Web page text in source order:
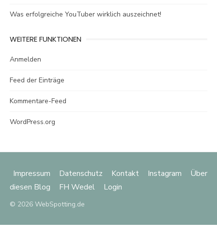
Was erfolgreiche YouTuber wirklich auszeichnet!
WEITERE FUNKTIONEN
Anmelden
Feed der Einträge
Kommentare-Feed
WordPress.org
Impressum Datenschutz Kontakt Instagram
Über
diesen Blog
FH Wedel Login
© 2026 WebSpotting.de